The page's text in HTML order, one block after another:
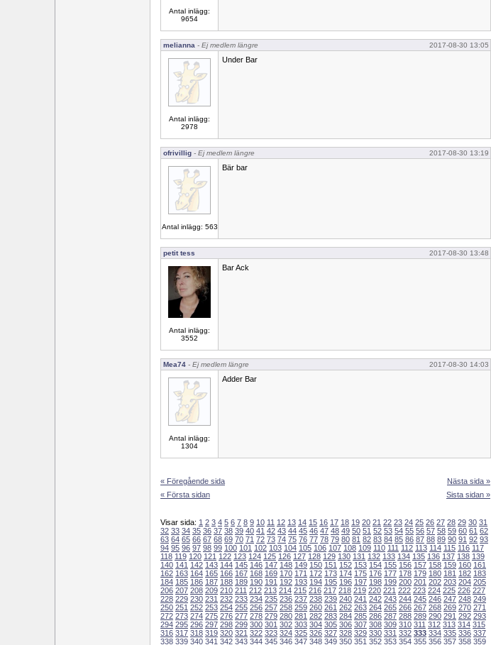
Antal inlägg:
9654
melianna - Ej medlem längre 2017-08-30 13:05
Antal inlägg:
2978
Under Bar
ofrivillig - Ej medlem längre 2017-08-30 13:19
Antal inlägg: 563
Bär bar
petit tess 2017-08-30 13:48
Antal inlägg:
3552
Bar Ack
Mea74 - Ej medlem längre 2017-08-30 14:03
Antal inlägg:
1304
Adder Bar
« Föregående sida
« Första sidan
Nästa sida »
Sista sidan »
Visar sida: 1 2 3 4 5 6 7 8 9 10 11 12 13 14 15 16 17 18 19 20 21 22 23 24 25 26 27 28 29 30 31
32 33 34 35 36 37 38 39 40 41 42 43 44 45 46 47 48 49 50 51 52 53 54 55 56 57 58 59 60 61 62
63 64 65 66 67 68 69 70 71 72 73 74 75 76 77 78 79 80 81 82 83 84 85 86 87 88 89 90 91 92 93
94 95 96 97 98 99 100 101 102 103 104 105 106 107 108 109 110 111 112 113 114 115 116 117
118 119 120 121 122 123 124 125 126 127 128 129 130 131 132 133 134 135 136 137 138 139
140 141 142 143 144 145 146 147 148 149 150 151 152 153 154 155 156 157 158 159 160 161
162 163 164 165 166 167 168 169 170 171 172 173 174 175 176 177 178 179 180 181 182 183
184 185 186 187 188 189 190 191 192 193 194 195 196 197 198 199 200 201 202 203 204 205
206 207 208 209 210 211 212 213 214 215 216 217 218 219 220 221 222 223 224 225 226 227
228 229 230 231 232 233 234 235 236 237 238 239 240 241 242 243 244 245 246 247 248 249
250 251 252 253 254 255 256 257 258 259 260 261 262 263 264 265 266 267 268 269 270 271
272 273 274 275 276 277 278 279 280 281 282 283 284 285 286 287 288 289 290 291 292 293
294 295 296 297 298 299 300 301 302 303 304 305 306 307 308 309 310 311 312 313 314 315
316 317 318 319 320 321 322 323 324 325 326 327 328 329 330 331 332 333 334 335 336 337
338 339 340 341 342 343 344 345 346 347 348 349 350 351 352 353 354 355 356 357 358 359